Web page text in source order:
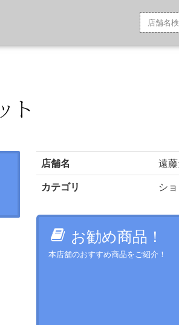
店舗名
遠
カテゴリ
シ
お勧め商品！
本店舗のおすすめ商品をご紹介！